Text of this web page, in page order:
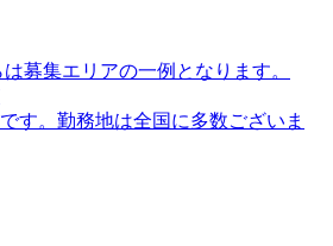
募集エリアの一例となります。
す。勤務地は全国に多数ございま